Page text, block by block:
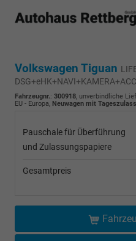
Volkswagen Tiguan
Fahrzeugnr.: 300918, unverbindliche
EU - Europa, Neuwagen mit
Pauschale für Überführung
und Zulassungspapiere
Gesamtpreis